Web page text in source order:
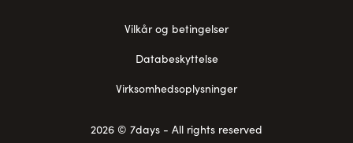
Vilkår og betingelser
Databeskyttelse
Virksomhedsoplysninger
2026 © 7days - All rights reserved